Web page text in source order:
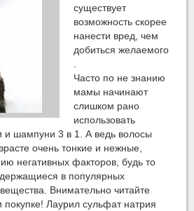
существует
возможность скорее
нанести вред, чем
добиться желаемого
Часто по не знанию
мамы начинают
слишком рано
использовать
и шампуни 3 в 1. А ведь волосы
очень тонкие и нежные,
негативных факторов, будь то
в популярных
Внимательно читайте
Лаурил сульфат натрия